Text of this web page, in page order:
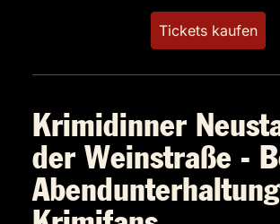
Tickets kaufen
Krimidinner
der Weinstraße -